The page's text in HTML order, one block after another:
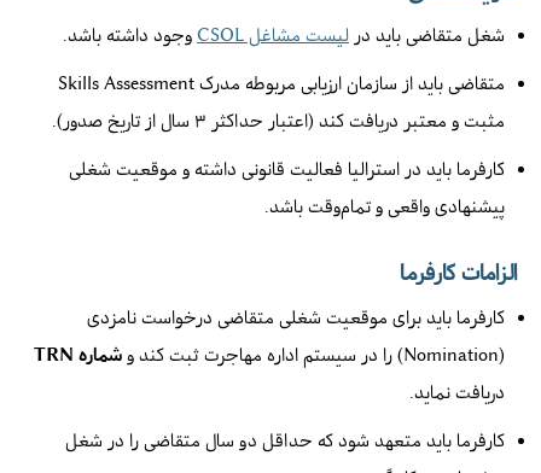
شغل متقاضی باید در لیست مشاغل CSOL وجود داشته باشد.
متقاضی باید از سازمان ارزیابی مربوطه مدرک Skills Assessment
مثبت و معتبر دریافت کند (اعتبار حداکثر ۳ سال از تاریخ صدور).
کارفرما باید در استرالیا فعالیت قانونی داشته و موقعیت شغلی
پیشنهادی واقعی و تمام‌وقت باشد.
الزامات کارفرما
کارفرما باید برای موقعیت شغلی متقاضی درخواست نامزدی
(Nomination) را در سیستم اداره مهاجرت ثبت کند و
شماره TRN
دریافت نماید.
کارفرما باید متعهد شود که حداقل دو سال متقاضی را در شغل